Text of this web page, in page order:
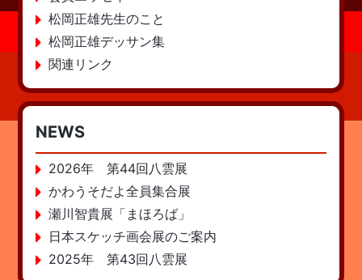
松岡正雄先生のこと
松岡正雄デッサン集
関連リンク
NEWS
2026年 第44回八雲展
かわうそだよ全員集合展
瀬川智貴展「まほろば」
日本スケッチ画会展のご案内
2025年 第43回八雲展